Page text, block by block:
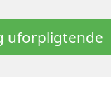
uforpligtende